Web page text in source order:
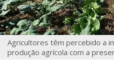
Agricultores têm percebido a
produção agrícola com a